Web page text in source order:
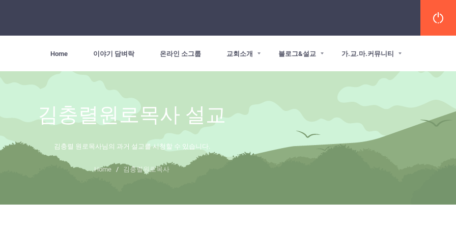
Home 이야기 담벼락 온라인 소그룹 교회소개 블로그&설교 가.교.마.커뮤니티
김충렬원로목사 설교
김충렬 원로목사님의 과거 설교를 시청할 수 있습니다.
Home / 김충렬원로목사